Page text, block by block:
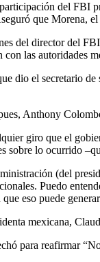
del FBI
que Morena,
del director del
las autoridades
dio el secretario
Anthony
giro que el
sobre lo ocurrido
(del
Puedo
eso puede
mexicana,
para reafirmar